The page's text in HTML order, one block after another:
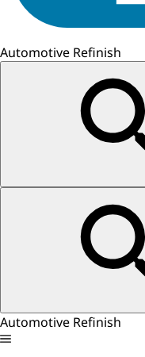
Automotive Refinish
Automotive Refinish